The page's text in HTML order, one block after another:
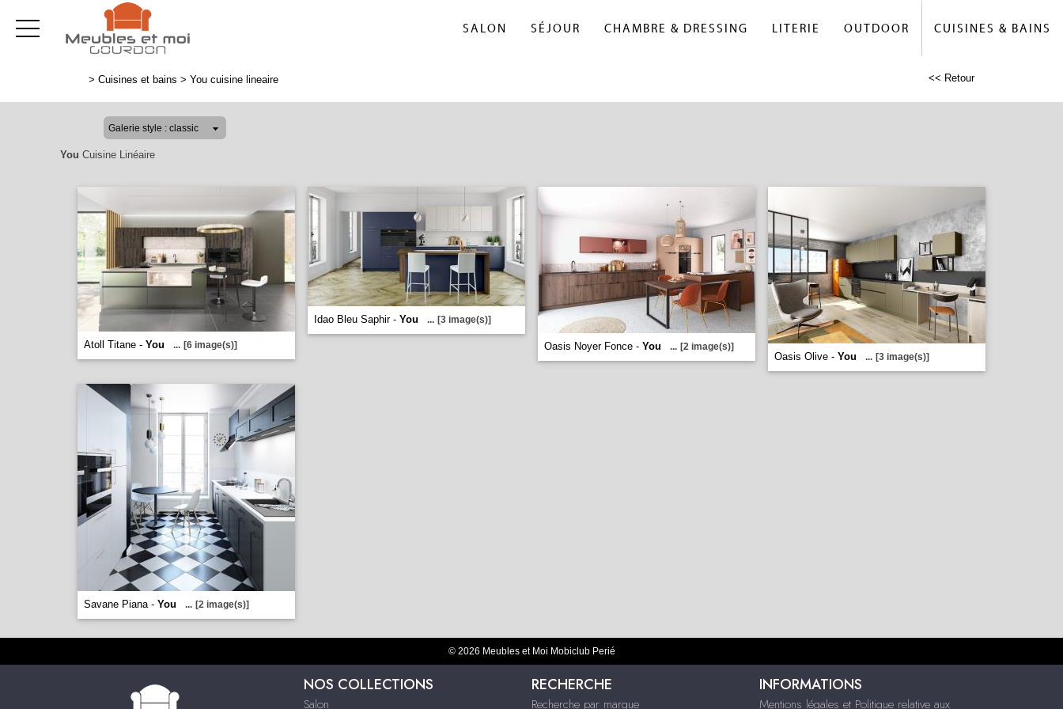
SALON SÉJOUR CHAMBRE & DRESSING LITERIE OUTDOOR CUISINES & BAINS
> Cuisines et bains > You cuisine lineaire << Retour
You Cuisine Linéaire
Atoll Titane - You ... [6 image(s)]
Idao Bleu Saphir - You ... [3 image(s)]
Oasis Noyer Fonce - You ... [2 image(s)]
Oasis Olive - You ... [3 image(s)]
Savane Piana - You ... [2 image(s)]
© 2026 Meubles et Moi Mobiclub Perié
NOS COLLECTIONS
Salon
RECHERCHE
Recherche par marque
INFORMATIONS
Mentions légales et Politique relative aux